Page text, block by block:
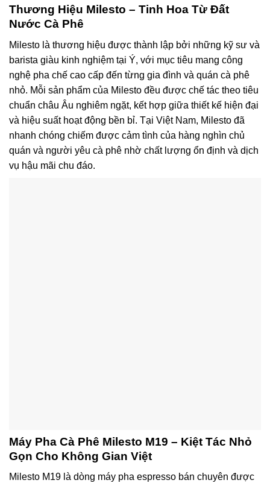
Thương Hiệu Milesto – Tinh Hoa Từ Đất
Nước Cà Phê
Milesto là thương hiệu được thành lập bởi những kỹ sư và
barista giàu kinh nghiệm tại Ý, với mục tiêu mang công
nghệ pha chế cao cấp đến từng gia đình và quán cà phê
nhỏ. Mỗi sản phẩm của Milesto đều được chế tác theo tiêu
chuẩn châu Âu nghiêm ngặt, kết hợp giữa thiết kế hiện đại
và hiệu suất hoạt động bền bỉ. Tại Việt Nam, Milesto đã
nhanh chóng chiếm được cảm tình của hàng nghìn chủ
quán và người yêu cà phê nhờ chất lượng ổn định và dịch
vụ hậu mãi chu đáo.
Máy Pha Cà Phê Milesto M19 – Kiệt Tác Nhỏ
Gọn Cho Không Gian Việt
Milesto M19 là dòng máy pha espresso bán chuyên được